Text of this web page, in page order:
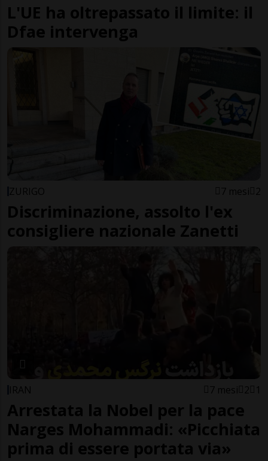
L'UE ha oltrepassato il limite: il
Dfae intervenga
ZURIGO 7 mesi 2
Discriminazione, assolto l'ex
consigliere nazionale Zanetti
IRAN 7 mesi 2 1
Arrestata la Nobel per la pace
Narges Mohammadi: «Picchiata
prima di essere portata via»